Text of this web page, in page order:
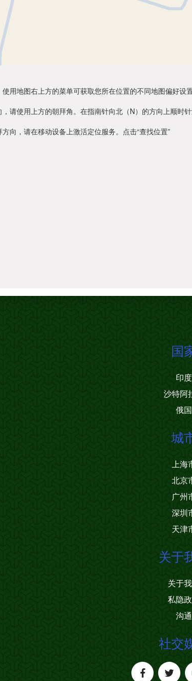
用地图右上方的菜单可获取您所在位置的不同地图偏好设置
请使用上方的朝拜角。在指南针向北（N）的方向上顺时
向，请在移动设备上激活定位服务。点击“查找位置”
国
印度
沙特阿
俄国
城
上海
北京
广州
深圳
天津
关于
关于
私隐
沟通
社交